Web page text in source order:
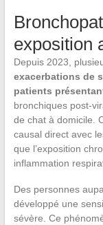
exposition
Depuis 2023,
exacerbations de
patients
bronchiques post-
de chat à domicile.
causal direct avec
que l’exposition
inflammation
Des personnes
développé une
sévère. Ce